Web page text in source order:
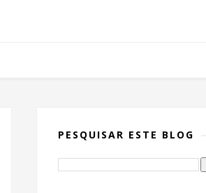
PESQUISAR ESTE BLOG